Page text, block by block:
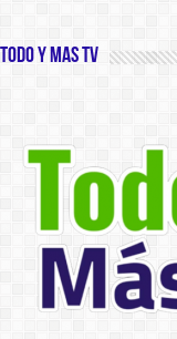
Todo y Mas TV